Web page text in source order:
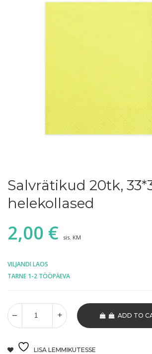
Salvrätikud 20tk,
helekollased
2,00 € sis. KM
VILJANDI LAOS
TARNE 1-2 TÖÖPÄEVA
ADD TO
LISA LEMMIKUTESSE